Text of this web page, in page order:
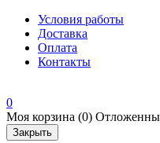
Условия работы
Доставка
Оплата
Контакты
0
Моя корзина (0)
Закрыть